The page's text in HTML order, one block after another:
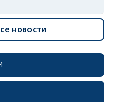
новости